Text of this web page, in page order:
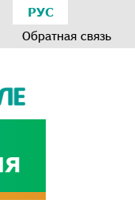
РУС
Обратная связь